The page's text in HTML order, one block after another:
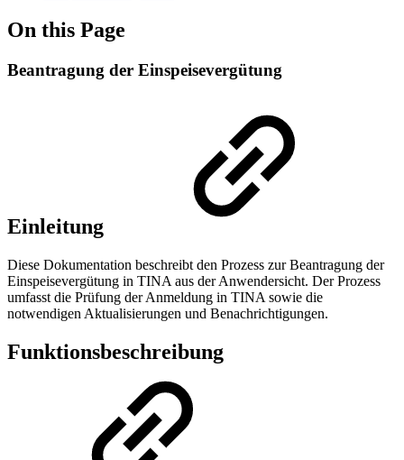
On this Page
Beantragung der Einspeisevergütung
Einleitung
Diese Dokumentation beschreibt den Prozess zur Beantragung der
Einspeisevergütung in TINA aus der Anwendersicht. Der Prozess
umfasst die Prüfung der Anmeldung in TINA sowie die
notwendigen Aktualisierungen und Benachrichtigungen.
Funktionsbeschreibung